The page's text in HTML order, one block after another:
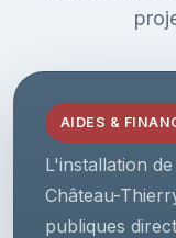
AIDES &
L'installation
Château-
publiques